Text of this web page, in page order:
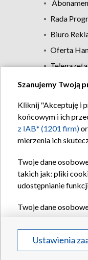
Rada
Biuro
Oferta
Szanujemy Twoją
Kliknij "Akceptuję i
końcowym i ich
z IAB* (1201 firm)
mierzenia ich
Twoje dane
takich jak: pliki
udostępnianie
Twoje dane
Partnerów TVPdla
reklam, tworzenia
treści, stosowania
Ustawienia